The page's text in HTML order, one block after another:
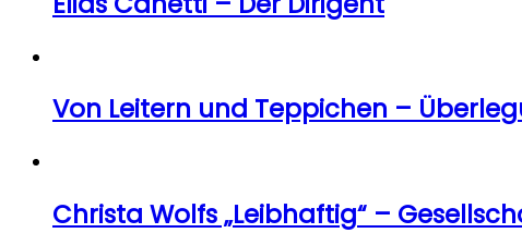
Von Leitern und Teppichen –
Christa Wolfs „Leibhaftig“ –